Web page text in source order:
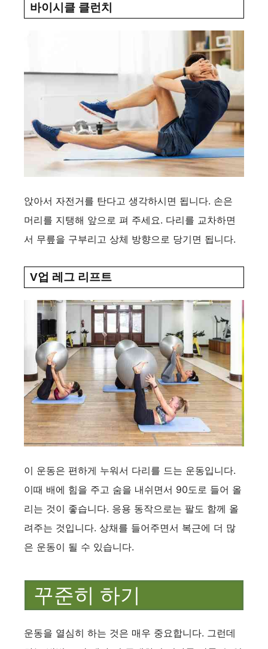
바이시클 클런치
앉아서 자전거를 탄다고 생각하시면 됩니다. 손은
머리를 지탱해 앞으로 펴 주세요. 다리를 교차하면
서 무릎을 구부리고 상체 방향으로 당기면 됩니다.
V업 레그 리프트
이 운동은 편하게 누워서 다리를 드는 운동입니다.
이때 배에 힘을 주고 숨을 내쉬면서 90도로 들어 올
리는 것이 좋습니다. 응용 동작으로는 팔도 함께 올
려주는 것입니다. 상채를 들어주면서 복근에 더 많
은 운동이 될 수 있습니다.
꾸준히 하기
운동을 열심히 하는 것은 매우 중요합니다. 그런데